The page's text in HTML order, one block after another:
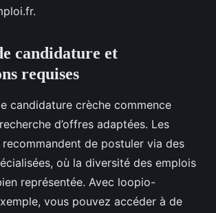
candidature et
requises
candidature crèche commence
d’offres adaptées. Les
de postuler via des
où la diversité des emplois
représentée. Avec loopio-
vous pouvez accéder à de